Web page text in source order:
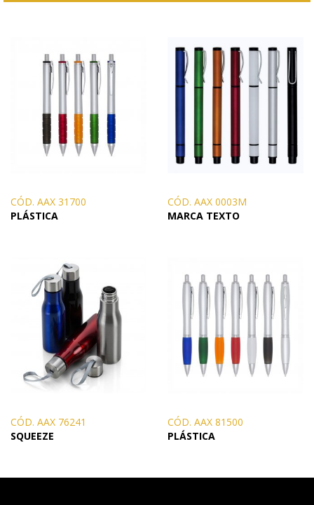
CÓD. AAX 31700
PLÁSTICA
CÓD. AAX 0003M
MARCA TEXTO
CÓD. AAX 76241
SQUEEZE
CÓD. AAX 81500
PLÁSTICA